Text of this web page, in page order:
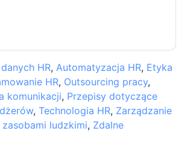
HR, Automatyzacja HR, Etyka
HR, Outsourcing pracy,
komunikacji, Przepisy dotyczące
, Technologia HR, Zarządzanie
ludzkimi, Zdalne